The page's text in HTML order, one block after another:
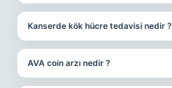
Kanserde kök hücre tedavisi nedir ?
AVA coin arzı nedir ?